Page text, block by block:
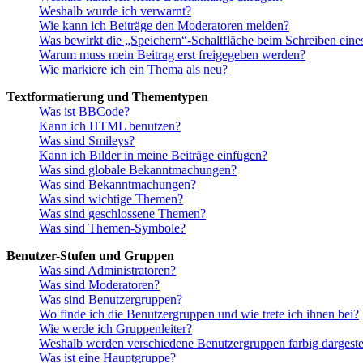
Weshalb wurde ich verwarnt?
Wie kann ich Beiträge den Moderatoren melden?
Was bewirkt die „Speichern“-Schaltfläche beim Schreiben
Warum muss mein Beitrag erst freigegeben werden?
Wie markiere ich ein Thema als neu?
Textformatierung und Thementypen
Was ist BBCode?
Kann ich HTML benutzen?
Was sind Smileys?
Kann ich Bilder in meine Beiträge einfügen?
Was sind globale Bekanntmachungen?
Was sind Bekanntmachungen?
Was sind wichtige Themen?
Was sind geschlossene Themen?
Was sind Themen-Symbole?
Benutzer-Stufen und Gruppen
Was sind Administratoren?
Was sind Moderatoren?
Was sind Benutzergruppen?
Wo finde ich die Benutzergruppen und wie trete ich ihnen bei?
Wie werde ich Gruppenleiter?
Weshalb werden verschiedene Benutzergruppen farbig
Was ist eine Hauptgruppe?